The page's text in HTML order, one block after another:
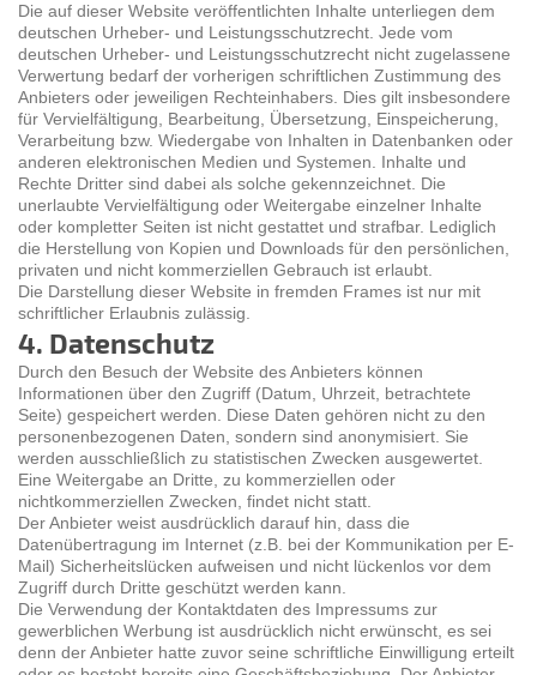
Die auf dieser Website veröffentlichten Inhalte unterliegen dem
deutschen Urheber- und Leistungsschutzrecht. Jede vom
deutschen Urheber- und Leistungsschutzrecht nicht zugelassene
Verwertung bedarf der vorherigen schriftlichen Zustimmung des
Anbieters oder jeweiligen Rechteinhabers. Dies gilt insbesondere
für Vervielfältigung, Bearbeitung, Übersetzung, Einspeicherung,
Verarbeitung bzw. Wiedergabe von Inhalten in Datenbanken oder
anderen elektronischen Medien und Systemen. Inhalte und
Rechte Dritter sind dabei als solche gekennzeichnet. Die
unerlaubte Vervielfältigung oder Weitergabe einzelner Inhalte
oder kompletter Seiten ist nicht gestattet und strafbar. Lediglich
die Herstellung von Kopien und Downloads für den persönlichen,
privaten und nicht kommerziellen Gebrauch ist erlaubt.
Die Darstellung dieser Website in fremden Frames ist nur mit
schriftlicher Erlaubnis zulässig.
4. Datenschutz
Durch den Besuch der Website des Anbieters können
Informationen über den Zugriff (Datum, Uhrzeit, betrachtete
Seite) gespeichert werden. Diese Daten gehören nicht zu den
personenbezogenen Daten, sondern sind anonymisiert. Sie
werden ausschließlich zu statistischen Zwecken ausgewertet.
Eine Weitergabe an Dritte, zu kommerziellen oder
nichtkommerziellen Zwecken, findet nicht statt.
Der Anbieter weist ausdrücklich darauf hin, dass die
Datenübertragung im Internet (z.B. bei der Kommunikation per E-
Mail) Sicherheitslücken aufweisen und nicht lückenlos vor dem
Zugriff durch Dritte geschützt werden kann.
Die Verwendung der Kontaktdaten des Impressums zur
gewerblichen Werbung ist ausdrücklich nicht erwünscht, es sei
denn der Anbieter hatte zuvor seine schriftliche Einwilligung erteilt